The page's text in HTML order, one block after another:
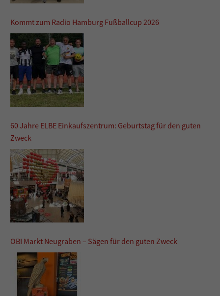
Kommt zum Radio Hamburg Fußballcup 2026
60 Jahre ELBE Einkaufszentrum: Geburtstag für den guten
Zweck
OBI Markt Neugraben – Sägen für den guten Zweck